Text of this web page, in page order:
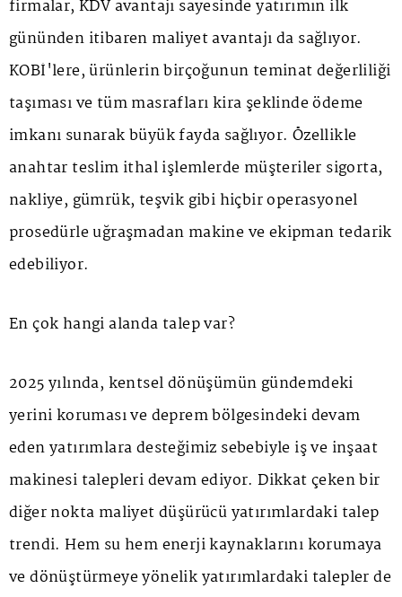
firmalar, KDV avantajı sayesinde yatırımın ilk
gününden itibaren maliyet avantajı da sağlıyor.
KOBİ'lere, ürünlerin birçoğunun teminat değerliliği
taşıması ve tüm masrafları kira şeklinde ödeme
imkanı sunarak büyük fayda sağlıyor. Özellikle
anahtar teslim ithal işlemlerde müşteriler sigorta,
nakliye, gümrük, teşvik gibi hiçbir operasyonel
prosedürle uğraşmadan makine ve ekipman tedarik
edebiliyor.
En çok hangi alanda talep var?
2025 yılında, kentsel dönüşümün gündemdeki
yerini koruması ve deprem bölgesindeki devam
eden yatırımlara desteğimiz sebebiyle iş ve inşaat
makinesi talepleri devam ediyor. Dikkat çeken bir
diğer nokta maliyet düşürücü yatırımlardaki talep
trendi. Hem su hem enerji kaynaklarını korumaya
ve dönüştürmeye yönelik yatırımlardaki talepler de